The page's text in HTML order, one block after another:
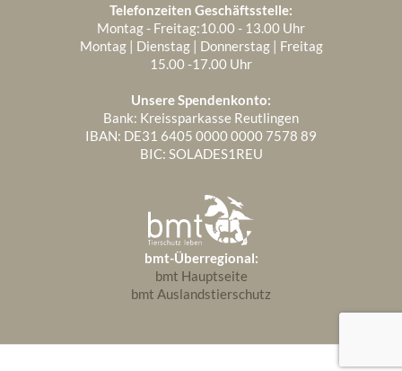
Telefonzeiten Geschäftsstelle:
Montag - Freitag:10.00 - 13.00 Uhr
Montag | Dienstag | Donnerstag | Freitag
15.00 -17.00 Uhr
Unsere Spendenkonto:
Bank: Kreissparkasse Reutlingen
IBAN: DE31 6405 0000 0000 7578 89
BIC: SOLADES1REU
bmt-Überregional:
bmt Hauptseite
bmt Auslandstierschutz